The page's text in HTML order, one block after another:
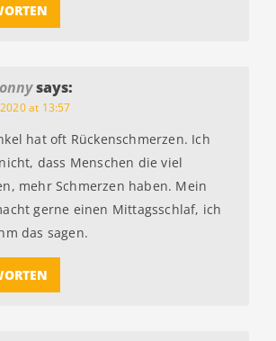
says:
at 13:57
hat oft Rückenschmerzen. Ich
dass Menschen die viel
mehr Schmerzen haben. Mein
gerne einen Mittagsschlaf, ich
das sagen.